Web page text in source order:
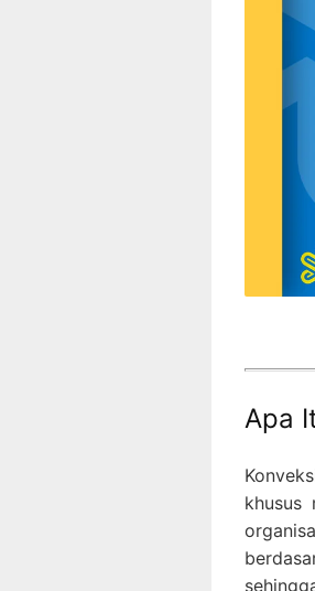
Apa
khusus